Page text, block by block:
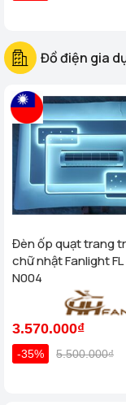
Đồ điện gia
Đèn ốp quạt trang
chữ nhật Fanlight
N004
3.570.000₫
-35% 5.500.000₫